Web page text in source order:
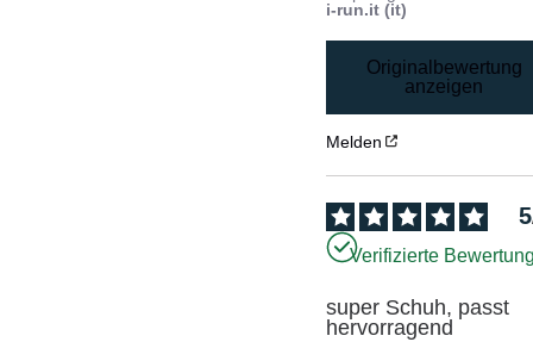
i-run.it (it)
Originalbewertung
anzeigen
Melden
5
Verifizierte
super Schuh, passt
hervorragend